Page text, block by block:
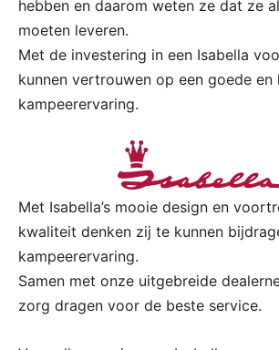
hebben en daarom weten ze dat ze
moeten leveren.
Met de investering in een Isabella
kunnen vertrouwen op een goede en
kampeerervaring.
Met Isabella’s mooie design en
kwaliteit denken zij te kunnen
kampeerervaring.
Samen met onze uitgebreide
zorg dragen voor de beste service.